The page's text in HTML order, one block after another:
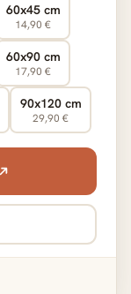
60x45 cm
14,90 €
60x90 cm
17,90 €
90x120 cm
29,90 €